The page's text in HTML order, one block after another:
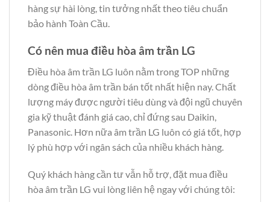
hàng sự hài lòng, tin tưởng nhất theo tiêu chuẩn
bảo hành Toàn Cầu.
Có nên mua điều hòa âm trần LG
Điều hòa âm trần LG luôn nằm trong TOP những
dòng điều hòa âm trần bán tốt nhất hiện nay. Chất
lượng máy được người tiêu dùng và đội ngũ chuyên
gia kỹ thuật đánh giá cao, chỉ đứng sau Daikin,
Panasonic. Hơn nữa âm trần LG luôn có giá tốt, hợp
lý phù hợp với ngân sách của nhiều khách hàng.
Quý khách hàng cần tư vẫn hỗ trợ, đặt mua điều
hòa âm trần LG vui lòng liên hệ ngay với chúng tôi: